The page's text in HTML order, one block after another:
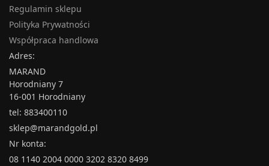
Regulamin sklepu
Polityka Prywatności
Współpraca handlowa
Adres:
MARAND
Horodniany 7
16-001 Horodniany
tel: 883400110
sklep@marandgold.pl
Nr konta:
08 1140 2004 0000 3202 8320 8499